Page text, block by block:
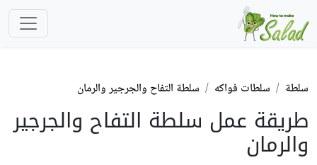
سلطة سلطات فواكه سلطة التفاح والجرجير والرمان
طريقة عمل سلطة التفاح والجرجير
والرمان